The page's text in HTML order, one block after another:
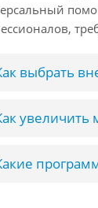
выбрать
увеличить